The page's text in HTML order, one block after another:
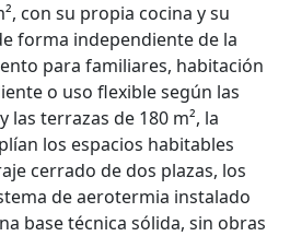
con su propia cocina y su
forma independiente de la
para familiares, habitación
o uso flexible según las
las terrazas de 180 m², la
los espacios habitables
cerrado de dos plazas, los
de aerotermia instalado
base técnica sólida, sin obras